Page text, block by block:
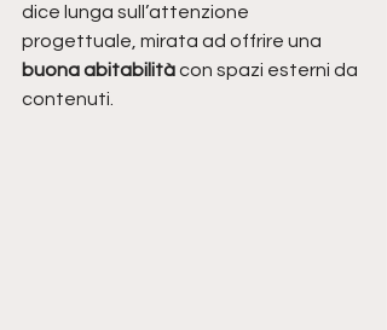
dice lunga sull’attenzione
progettuale, mirata ad offrire una
buona abitabilità con spazi esterni da
contenuti.